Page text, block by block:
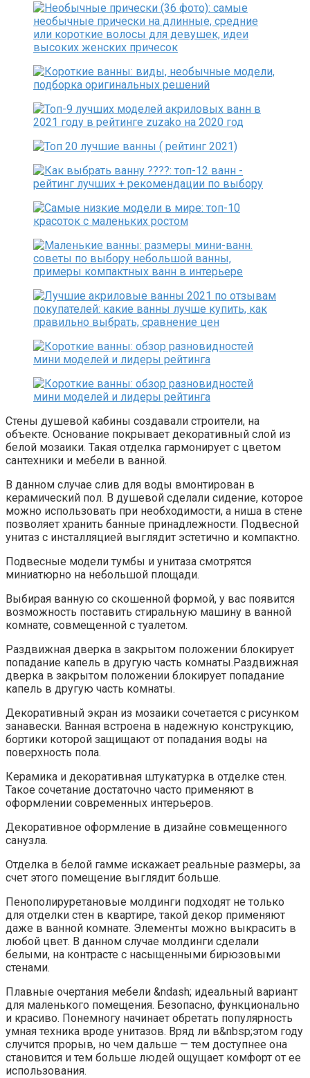
Стены душевой кабины создавали строители, на
объекте. Основание покрывает декоративный слой из
белой мозаики. Такая отделка гармонирует с цветом
сантехники и мебели в ванной.
В данном случае слив для воды вмонтирован в
керамический пол. В душевой сделали сидение, которое
можно использовать при необходимости, а ниша в стене
позволяет хранить банные принадлежности. Подвесной
унитаз с инсталляцией выглядит эстетично и компактно.
Подвесные модели тумбы и унитаза смотрятся
миниатюрно на небольшой площади.
Выбирая ванную со скошенной формой, у вас появится
возможность поставить стиральную машину в ванной
комнате, совмещенной с туалетом.
Раздвижная дверка в закрытом положении блокирует
попадание капель в другую часть комнаты.Раздвижная
дверка в закрытом положении блокирует попадание
капель в другую часть комнаты.
Декоративный экран из мозаики сочетается с рисунком
занавески. Ванная встроена в надежную конструкцию,
бортики которой защищают от попадания воды на
поверхность пола.
Керамика и декоративная штукатурка в отделке стен.
Такое сочетание достаточно часто применяют в
оформлении современных интерьеров.
Декоративное оформление в дизайне совмещенного
санузла.
Отделка в белой гамме искажает реальные размеры, за
счет этого помещение выглядит больше.
Пенополируретановые молдинги подходят не только
для отделки стен в квартире, такой декор применяют
даже в ванной комнате. Элементы можно выкрасить в
любой цвет. В данном случае молдинги сделали
белыми, на контрасте с насыщенными бирюзовыми
стенами.
Плавные очертания мебели &ndash; идеальный вариант
для маленького помещения. Безопасно, функционально
и красиво. Понемногу начинает обретать популярность
умная техника вроде унитазов. Вряд ли в&nbsp;этом году
случится прорыв, но чем дальше — тем доступнее она
становится и тем больше людей ощущает комфорт от ее
использования.